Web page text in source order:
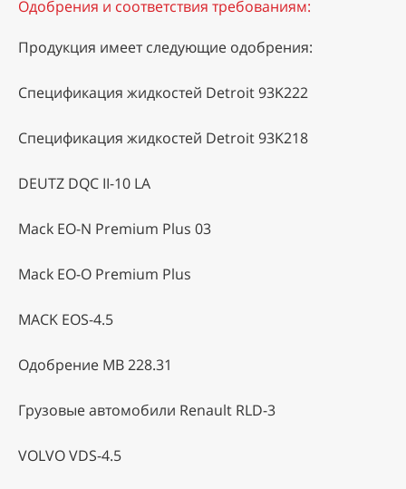
Одобрения и соответствия требованиям:
Продукция имеет следующие одобрения:
Спецификация жидкостей Detroit 93K222
Спецификация жидкостей Detroit 93K218
DEUTZ DQC II-10 LA
Mack EO-N Premium Plus 03
Mack EO-O Premium Plus
MACK EOS-4.5
Одобрение MB 228.31
Грузовые автомобили Renault RLD-3
VOLVO VDS-4.5